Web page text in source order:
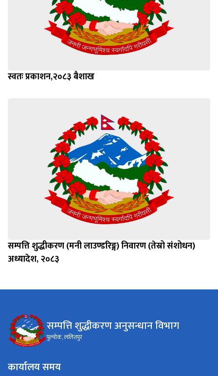
स्वतः प्रकाशन,२०८३ बैशाख
सम्पत्ति शुद्धीकरण (मनी लाउण्डरिङ्ग) निवारण (तेस्रो संशोधन)
अध्यादेश, २०८३
सम्पत्ति शुद्धीकरण अनुसन्धान विभाग
पुल्चोक, ललितपुर
कार्यालय समय